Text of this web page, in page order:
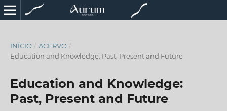
INÍCIO / ACERVO /
Education and Knowledge: Past, Present and Future
Education and Knowledge:
Past, Present and Future